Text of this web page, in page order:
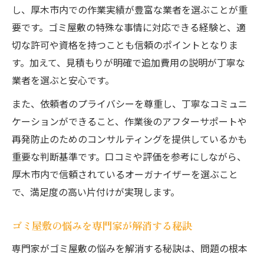
し、厚木市内での作業実績が豊富な業者を選ぶことが重
要です。ゴミ屋敷の特殊な事情に対応できる経験と、適
切な許可や資格を持つことも信頼のポイントとなりま
す。加えて、見積もりが明確で追加費用の説明が丁寧な
業者を選ぶと安心です。
また、依頼者のプライバシーを尊重し、丁寧なコミュニ
ケーションができること、作業後のアフターサポートや
再発防止のためのコンサルティングを提供しているかも
重要な判断基準です。口コミや評価を参考にしながら、
厚木市内で信頼されているオーガナイザーを選ぶこと
で、満足度の高い片付けが実現します。
ゴミ屋敷の悩みを専門家が解消する秘訣
専門家がゴミ屋敷の悩みを解消する秘訣は、問題の根本